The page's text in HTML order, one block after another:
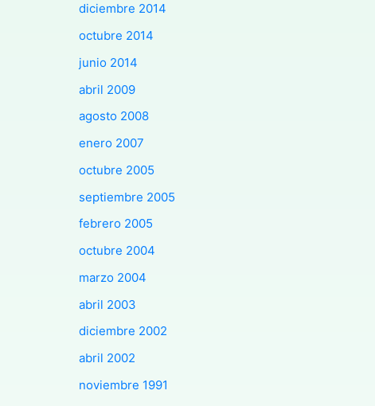
diciembre 2014
octubre 2014
junio 2014
abril 2009
agosto 2008
enero 2007
octubre 2005
septiembre 2005
febrero 2005
octubre 2004
marzo 2004
abril 2003
diciembre 2002
abril 2002
noviembre 1991